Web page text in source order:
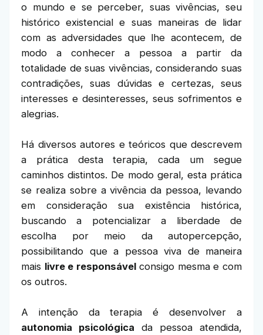
o mundo e se perceber, suas vivências, seu
histórico existencial e suas maneiras de lidar
com as adversidades que lhe acontecem, de
modo a conhecer a pessoa a partir da
totalidade de suas vivências, considerando suas
contradições, suas dúvidas e certezas, seus
interesses e desinteresses, seus sofrimentos e
alegrias.
Há diversos autores e teóricos que descrevem
a prática desta terapia, cada um segue
caminhos distintos. De modo geral, esta prática
se realiza sobre a vivência da pessoa, levando
em consideração sua existência histórica,
buscando a potencializar a liberdade de
escolha por meio da autopercepção,
possibilitando que a pessoa viva de maneira
mais livre e responsávelconsigo mesma e com
os outros.
A intenção da terapia é desenvolver a
autonomia psicológica da pessoa atendida,